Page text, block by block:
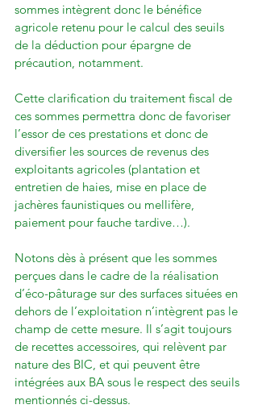
sommes intègrent donc le bénéfice
agricole retenu pour le calcul des seuils
de la déduction pour épargne de
précaution, notamment.
Cette clarification du traitement fiscal de
ces sommes permettra donc de favoriser
l’essor de ces prestations et donc de
diversifier les sources de revenus des
exploitants agricoles (plantation et
entretien de haies, mise en place de
jachères faunistiques ou mellifère,
paiement pour fauche tardive…).
Notons dès à présent que les sommes
perçues dans le cadre de la réalisation
d’éco-pâturage sur des surfaces situées en
dehors de l’exploitation n’intègrent pas le
champ de cette mesure. Il s’agit toujours
de recettes accessoires, qui relèvent par
nature des BIC, et qui peuvent être
intégrées aux BA sous le respect des seuils
mentionnés ci-dessus.